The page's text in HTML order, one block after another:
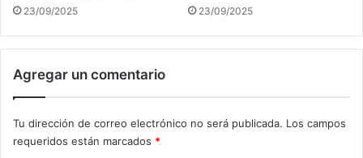
23/09/2025 23/09/2025
Agregar un comentario
Tu dirección de correo electrónico no será publicada. Los campos
requeridos están marcados *